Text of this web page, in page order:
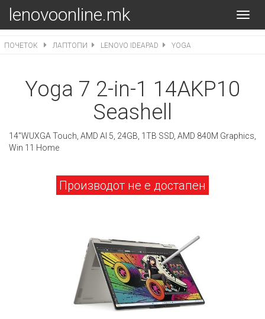
lenovoonline.mk
ПОЧЕТОК ЛАПТОПИ LENOVO IDEAPAD YOGA
Yoga 7 2-in-1 14AKP10
Seashell
14"WUXGA Touch, AMD AI 5, 24GB, 1TB SSD, AMD 840M Graphics,
Win 11 Home
Производот не е достапен